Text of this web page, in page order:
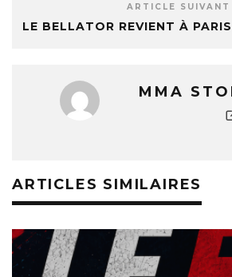
ARTICLE SUIVANT
LE BELLATOR REVIENT À
MMA
ARTICLES SIMILAIRES